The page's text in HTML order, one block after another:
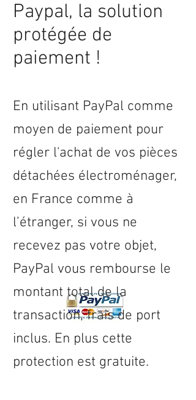
Paypal, la solution
protégée de
paiement !
En utilisant PayPal comme
moyen de paiement pour
régler l'achat de vos pièces
détachées électroménager,
en France comme à
l’étranger, si vous ne
recevez pas votre objet,
PayPal vous rembourse le
montant total de la
transaction, frais de port
inclus. En plus cette
protection est gratuite.